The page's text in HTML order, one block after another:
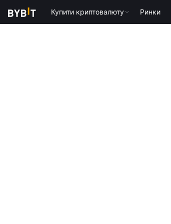
Купити криптовалюту Ринки